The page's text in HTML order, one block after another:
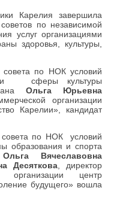
Карелия завершила
по независимой
услуг организациями
здоровья, культуры,
совета по НОК условий
сферы культуры
Ольга Юрьевна
организации
Карелии», кандидат
совета по НОК условий
образования и спорта
Ольга Вячеславовна
Десяткова , директор
организации центр
будущего» вошла